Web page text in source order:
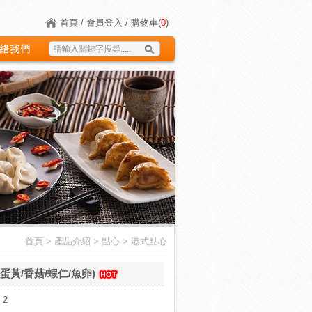
首頁 / 會員登入 / 購物車(0)
‧首頁 > 產品介紹 > 點心 > 港式點心
黃/香菇/蝦仁/魚卵)
2